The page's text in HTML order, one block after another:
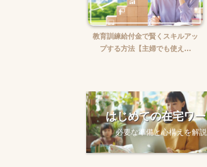
教育訓練給付金で賢くスキルアッ
プする方法【主婦でも使え...
はじめての在宅ワ
必要な準備と心構えを解説